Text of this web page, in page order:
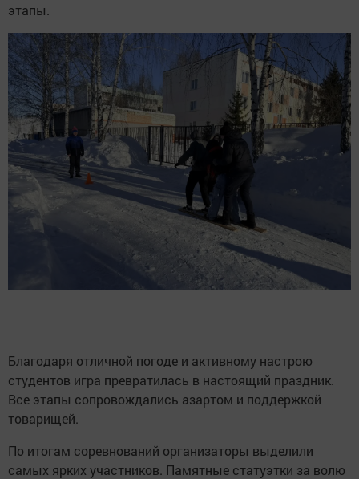
этапы.
Благодаря отличной погоде и активному настрою
студентов игра превратилась в настоящий праздник.
Все этапы сопровождались азартом и поддержкой
товарищей.
По итогам соревнований организаторы выделили
самых ярких участников. Памятные статуэтки за волю